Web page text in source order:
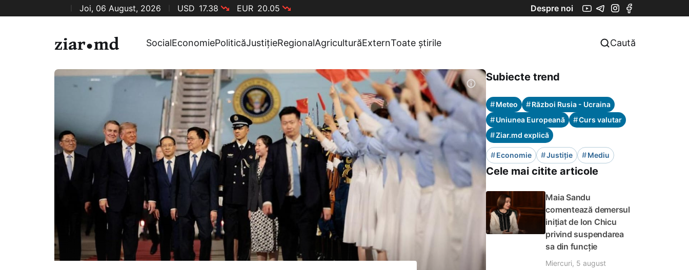
Joi, 06 August, 2026 USD 17.38 EUR 20.05 Despre noi
SocialEconomiePoliticăJustițieRegionalAgriculturăExternToate știrile Caută
Subiecte trend
#Meteo #Război Rusia - Ucraina
#Uniunea Europeană #Curs valutar
#Ziar.md explică
#Economie #Justiție #Mediu
Cele mai citite articole
Maia Sandu
comentează demersul
inițiat de Ion Chicu
privind suspendarea
sa din funcție
Miercuri, 5 august